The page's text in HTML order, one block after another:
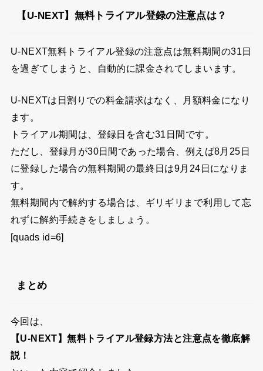
【U-NEXT】無料トライアル登録の注意点は？
U-NEXT無料トライアル登録の注意点は無料期間の31日
を過ぎてしまうと、自動的に課金されてしまいます。
U-NEXTは日割りでの料金請求はなく、月額料金になり
ます。
トライアル期間は、登録日を含む31日間です。
ただし、登録月が30日間であった場合、例えば8月25日
に登録した場合の無料期間の最終日は9月24日になりま
す。
無料期間内で解約する場合は、ギリギリまで利用して忘
れずに解約手続きをしましょう。
[quads id=6]
まとめ
今回は、
【U-NEXT】無料トライアル登録方法と注意点を徹底解
説！